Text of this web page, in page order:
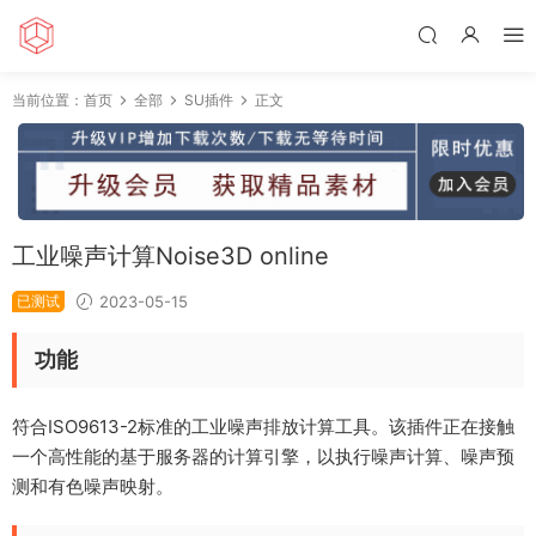
当前位置： 首页 全部 SU插件 正文
工业噪声计算Noise3D online
已测试 2023-05-15
功能
符合ISO9613-2标准的工业噪声排放计算工具。该插件正在接触
一个高性能的基于服务器的计算引擎，以执行噪声计算、噪声预
测和有色噪声映射。